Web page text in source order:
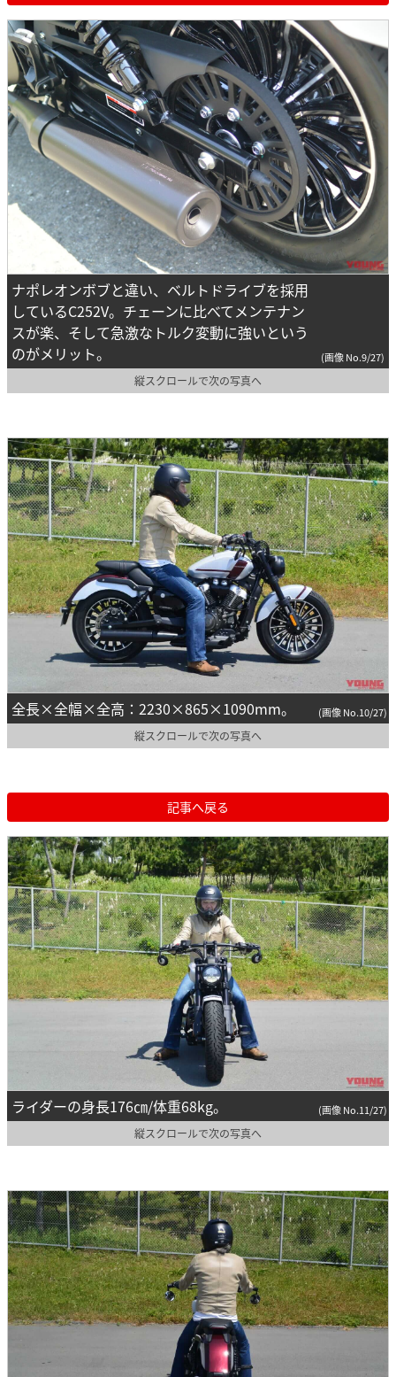
ナポレオンボブと違い、ベルトドライブを採用
しているC252V。チェーンに比べてメンテナン
スが楽、そして急激なトルク変動に強いという
のがメリット。
(画像 No.9/27)
縦スクロールで次の写真へ
全長×全幅×全高：2230×865×1090mm。 (画像 No.10/27)
縦スクロールで次の写真へ
記事へ戻る
ライダーの身長176㎝/体重68kg。 (画像 No.11/27)
縦スクロールで次の写真へ